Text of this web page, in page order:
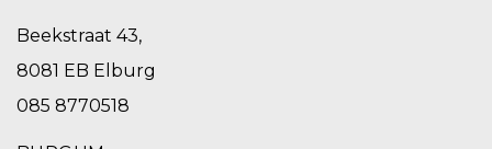
Beekstraat 43,
8081 EB Elburg
085 8770518